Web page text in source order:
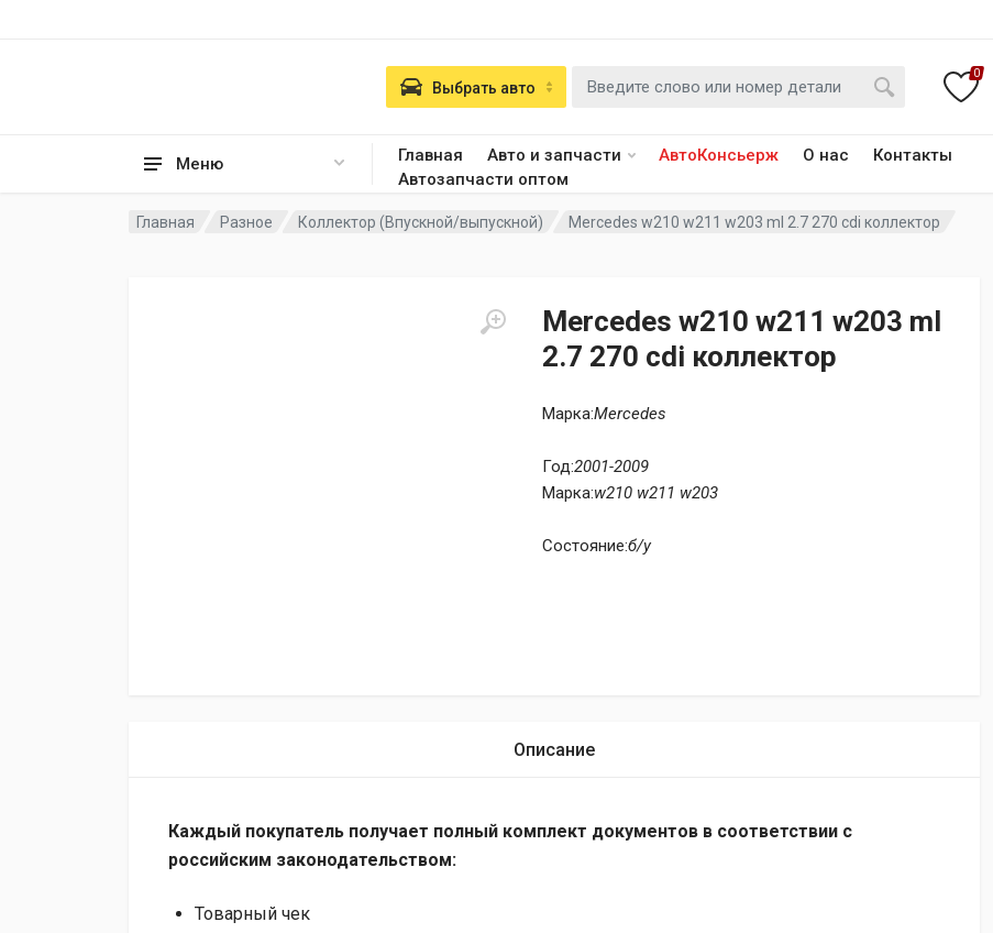
Меню Главная Авто и запчасти АвтоКонсьерж О нас
Контакты
Автозапчасти оптом
Выбрать авто
0
Главная Разное Коллектор (Впускной/выпускной) Mercedes w210 w211 w203 ml 2.7 270 cdi коллектор
Mercedes w210 w211 w203 ml
2.7 270 cdi коллектор
Марка:Mercedes
Год:2001-2009
Марка:w210 w211 w203
Состояние:б/у
Описание
Каждый покупатель получает полный комплект документов в соответствии с
российским законодательством:
Товарный чек